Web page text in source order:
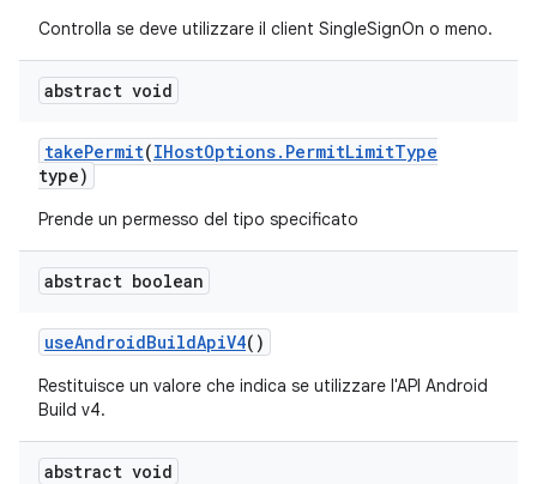
Controlla se deve utilizzare il client SingleSignOn o meno.
abstract void
takePermit(IHostOptions. PermitLimitType
type)
Prende un permesso del tipo specificato
abstract boolean
useAndroidBuildApiV4()
Restituisce un valore che indica se utilizzare l'API Android
Build v4.
abstract void